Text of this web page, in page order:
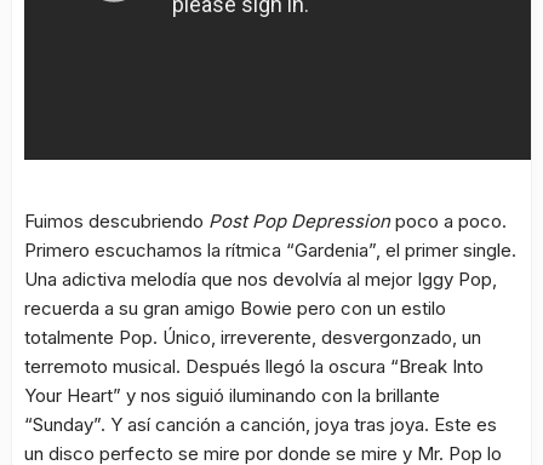
Fuimos descubriendo Post Pop Depressionpoco a poco.
Primero escuchamos la rítmica “Gardenia”, el primer single.
Una adictiva melodía que nos devolvía al mejor Iggy Pop,
recuerda a su gran amigo Bowie pero con un estilo
totalmente Pop. Único, irreverente, desvergonzado, un
terremoto musical. Después llegó la oscura “Break Into
Your Heart” y nos siguió iluminando con la brillante
“Sunday”. Y así canción a canción, joya tras joya. Este es
un disco perfecto se mire por donde se mire y Mr. Pop lo